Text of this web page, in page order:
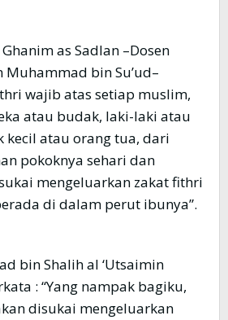
as Sadlan –Dosen
bin Su’ud–
wajib atas setiap muslim,
atau budak, laki-laki atau
kecil atau orang tua, dari
pokoknya sehari dan
mengeluarkan zakat fithri
di dalam perut ibunya”.
bin Shalih al ‘Utsaimin
: “Yang nampak bagiku,
disukai mengeluarkan